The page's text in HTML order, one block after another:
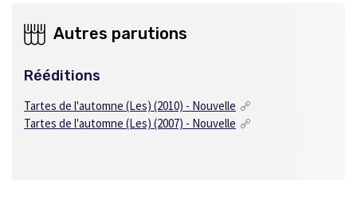
Autres parutions
Rééditions
Tartes de l'automne (Les) (2010) - Nouvelle
Tartes de l'automne (Les) (2007) - Nouvelle